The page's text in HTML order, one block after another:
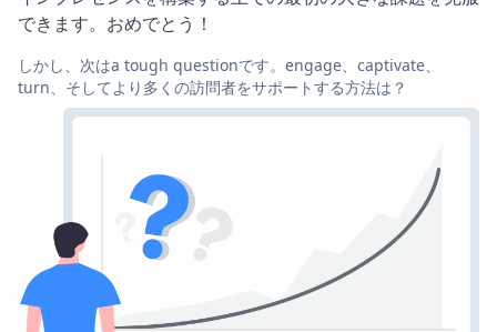
できます。おめでとう！
しかし、次はa tough questionです。engage、captivate、
turn、そしてより多くの訪問者をサポートする方法は？